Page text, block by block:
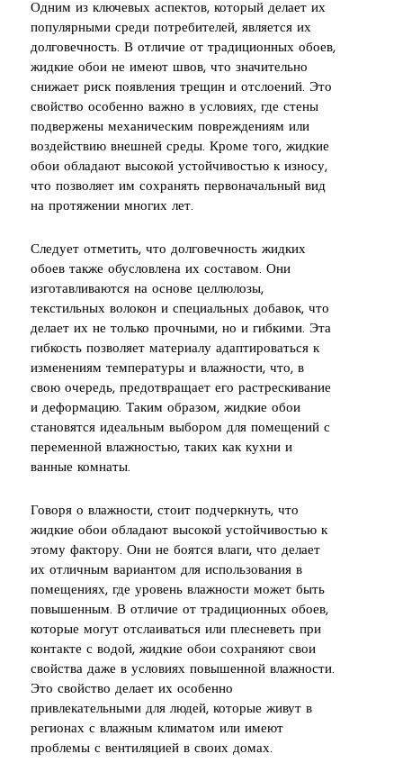
Одним из ключевых аспектов, который делает их
популярными среди потребителей, является их
долговечность. В отличие от традиционных обоев,
жидкие обои не имеют швов, что значительно
снижает риск появления трещин и отслоений. Это
свойство особенно важно в условиях, где стены
подвержены механическим повреждениям или
воздействию внешней среды. Кроме того, жидкие
обои обладают высокой устойчивостью к износу,
что позволяет им сохранять первоначальный вид
на протяжении многих лет.
Следует отметить, что долговечность жидких
обоев также обусловлена их составом. Они
изготавливаются на основе целлюлозы,
текстильных волокон и специальных добавок, что
делает их не только прочными, но и гибкими. Эта
гибкость позволяет материалу адаптироваться к
изменениям температуры и влажности, что, в
свою очередь, предотвращает его растрескивание
и деформацию. Таким образом, жидкие обои
становятся идеальным выбором для помещений с
переменной влажностью, таких как кухни и
ванные комнаты.
Говоря о влажности, стоит подчеркнуть, что
жидкие обои обладают высокой устойчивостью к
этому фактору. Они не боятся влаги, что делает
их отличным вариантом для использования в
помещениях, где уровень влажности может быть
повышенным. В отличие от традиционных обоев,
которые могут отслаиваться или плесневеть при
контакте с водой, жидкие обои сохраняют свои
свойства даже в условиях повышенной влажности.
Это свойство делает их особенно
привлекательными для людей, которые живут в
регионах с влажным климатом или имеют
проблемы с вентиляцией в своих домах.